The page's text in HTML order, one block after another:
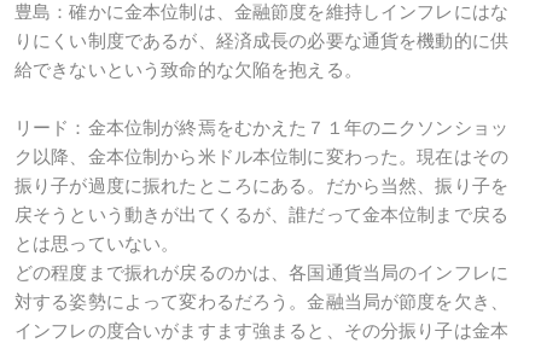
豊島：確かに金本位制は、金融節度を維持しインフレにはな
りにくい制度であるが、経済成長の必要な通貨を機動的に供
給できないという致命的な欠陥を抱える。
リード：金本位制が終焉をむかえた７１年のニクソンショッ
ク以降、金本位制から米ドル本位制に変わった。現在はその
振り子が過度に振れたところにある。だから当然、振り子を
戻そうという動きが出てくるが、誰だって金本位制まで戻る
とは思っていない。
どの程度まで振れが戻るのかは、各国通貨当局のインフレに
対する姿勢によって変わるだろう。金融当局が節度を欠き、
インフレの度合いがますます強まると、その分振り子は金本